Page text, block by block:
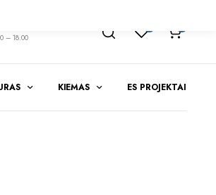
– 18.00
KIEMAS ES PROJEKTAI